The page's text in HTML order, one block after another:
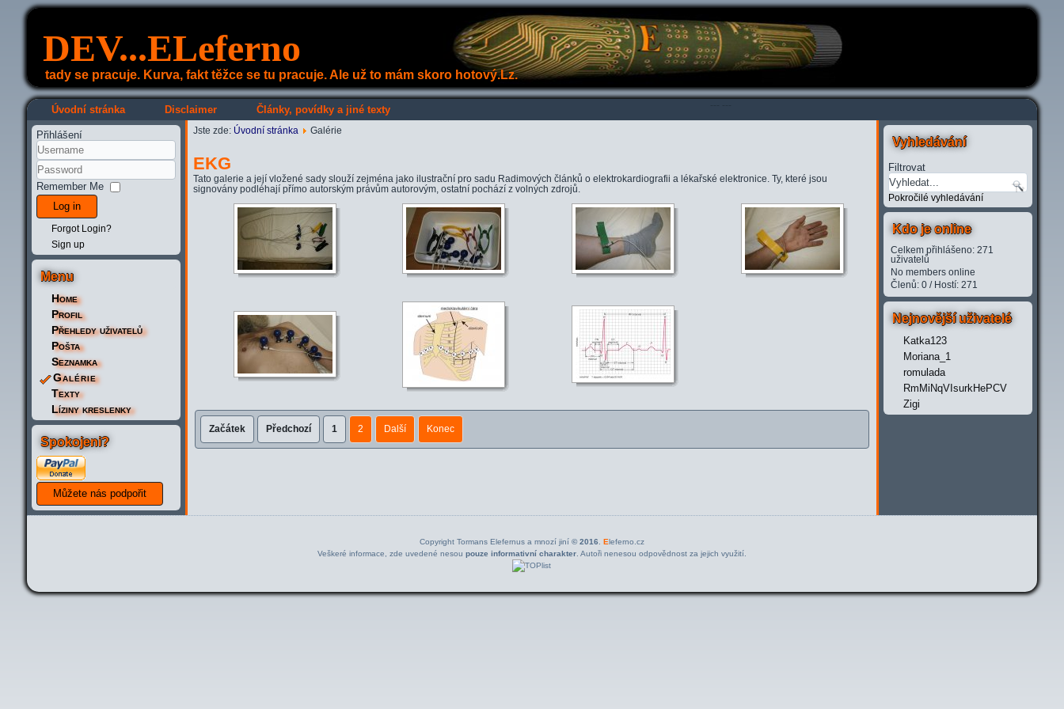
DEV...ELeferno
tady se pracuje. Kurva, fakt těžce se tu pracuje. Ale už to mám skoro hotový.Lz.
Úvodní stránka Disclaimer Články, povídky a jiné texty
Přihlášení
Remember Me
Log in
Forgot Login?
Sign up
Menu
Home
Profil
Přehledy uživatelů
Pošta
Seznamka
Galérie
Texty
Líziny kreslenky
Spokojeni?
Jste zde: Úvodní stránka Galérie
EKG
Tato galerie a její vložené sady slouží zejména jako ilustrační pro sadu Radimových článků o elektrokardiografii a lékařské elektronice. Ty, které jsou
signovány podléhají přímo autorským právům autorovým, ostatní pochází z volných zdrojů.
Začátek Předchozí 1 2 Další Konec
Vyhledávání
Filtrovat
Pokročilé vyhledávání
Kdo je online
Celkem přihlášeno: 271
uživatelů
No members online
Členů: 0 / Hostí: 271
Nejnovější uživatelé
Katka123
Moriana_1
romulada
RmMiNqVIsurkHePCV
Zigi
Copyright Tormans Elefernus a mnozí jiní© 2016 Eleferno.cz
Veškeré informace, zde uvedené nesou pouze informativní charakter. Autoři nenesou odpovědnost za jejich využití.